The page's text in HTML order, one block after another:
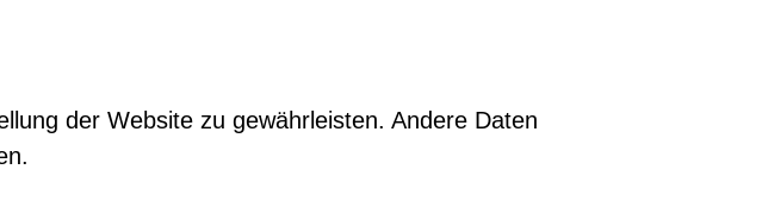
der Website zu gewährleisten. Andere Daten